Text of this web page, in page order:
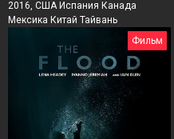
2016, США Испания Канада
Мексика Китай Тайвань
Фильм